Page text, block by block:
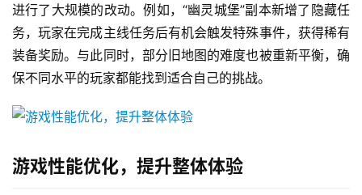
进行了大规模的改动。例如，“幽灵城堡”副本新增了隐藏任
务，玩家在完成主线任务后有机会触发特殊事件，获得稀有
装备奖励。与此同时，部分旧地图的难度也被重新平衡，确
保不同水平的玩家都能找到适合自己的挑战。
游戏性能优化，提升整体体验